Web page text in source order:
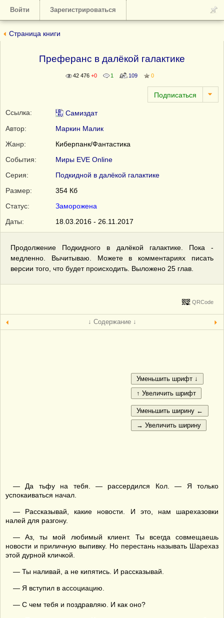
Войти Зарегистрироваться
Страница книги
Преферанс в далёкой галактике
42 476 +0 1 109 0
Ссылка:
Самиздат
Автор:
Маркин Малик
Жанр:
Киберпанк/Фантастика
События:
Миры EVE Online
Серия:
Подкидной в далёкой галактике
Размер:
354 Кб
Статус:
Заморожена
Даты:
18.03.2016 - 26.11.2017
Продолжение Подкидного в далёкой галактике. Пока -
медленно. Вычитываю. Можете в комментариях писать
версии того, что будет происходить. Выложено 25 глав.
QRCode
↓ Содержание ↓
— Да тьфу на тебя. — рассердился Кол. — Я только
успокаиваться начал.
— Рассказывай, какие новости. И это, нам шарехазовки
налей для разгону.
— Аз, ты мой любимый клиент. Ты всегда совмещаешь
новости и приличную выпивку. Но перестань называть Шарехаз
этой дурной кличкой.
— Ты наливай, а не кипятись. И рассказывай.
— Я вступил в ассоциацию.
— С чем тебя и поздравляю. И как оно?